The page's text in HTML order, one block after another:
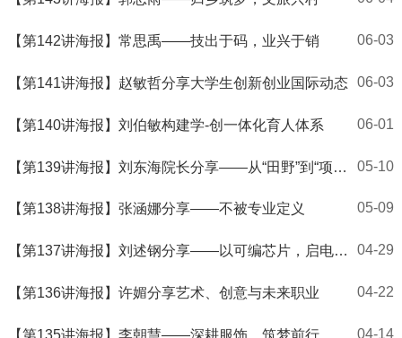
【第142讲海报】常思禹——技出于码，业兴于销 06-03
【第141讲海报】赵敏哲分享大学生创新创业国际动态 06-03
【第140讲海报】刘伯敏构建学-创一体化育人体系 06-01
【第139讲海报】刘东海院长分享——从“田野”到“项
05-10
【第138讲海报】张涵娜分享——不被专业定义 05-09
【第137讲海报】刘述钢分享——以可编芯片，启电赛
04-29
【第136讲海报】许媚分享艺术、创意与未来职业 04-22
【第135讲海报】李朝慧——深耕服饰，筑梦前行 04-14